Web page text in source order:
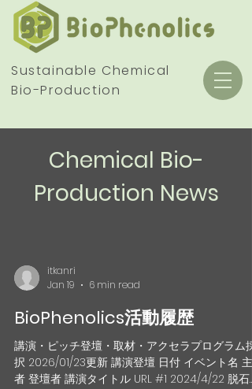
Sustainable Chemical
Bio-Production
Chemical Bio-
Production News
itkanri
Jan 19
6 min read
BioPhenolics活動履歴
講演・ピッチ登壇・取材・アクセラプログラム採
択 2026/01/23更新 講演登壇 日付 イベント名 主
者 登壇者 講演タイトル URL #1 2024/4/22 脱石